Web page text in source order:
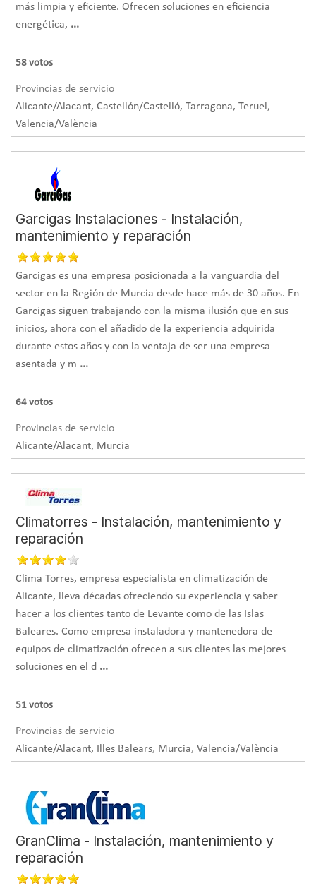
más limpia y eficiente. Ofrecen soluciones en eficiencia
energética, ...
58 votos
Provincias de servicio
Alicante/Alacant, Castellón/Castelló, Tarragona, Teruel,
Valencia/València
Garcigas Instalaciones - Instalación,
mantenimiento y reparación
Garcigas es una empresa posicionada a la vanguardia del
sector en la Región de Murcia desde hace más de 30 años. En
Garcigas siguen trabajando con la misma ilusión que en sus
inicios, ahora con el añadido de la experiencia adquirida
durante estos años y con la ventaja de ser una empresa
asentada y m ...
64 votos
Provincias de servicio
Alicante/Alacant, Murcia
Climatorres - Instalación, mantenimiento y
reparación
Clima Torres, empresa especialista en climatización de
Alicante, lleva décadas ofreciendo su experiencia y saber
hacer a los clientes tanto de Levante como de las Islas
Baleares. Como empresa instaladora y mantenedora de
equipos de climatización ofrecen a sus clientes las mejores
soluciones en el d ...
51 votos
Provincias de servicio
Alicante/Alacant, Illes Balears, Murcia, Valencia/València
GranClima - Instalación, mantenimiento y
reparación